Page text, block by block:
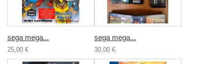
sega mega...
25,00 €
sega mega...
30,00 €